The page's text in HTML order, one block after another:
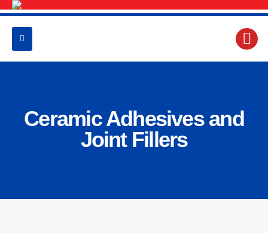
Ceramic Adhesives and
Joint Fillers